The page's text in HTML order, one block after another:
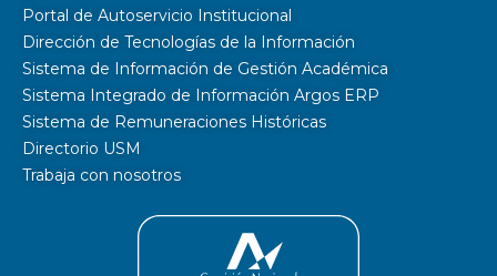
Portal de Autoservicio Institucional
Dirección de Tecnologías de la Información
Sistema de Información de Gestión Académica
Sistema Integrado de Información Argos ERP
Sistema de Remuneraciones Históricas
Directorio USM
Trabaja con nosotros